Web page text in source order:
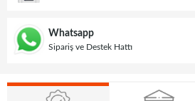
Whatsapp
Sipariş ve Destek Hattı